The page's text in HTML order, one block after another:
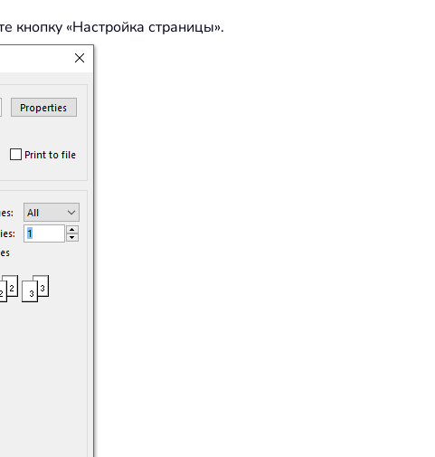
кнопку «Настройка страницы».